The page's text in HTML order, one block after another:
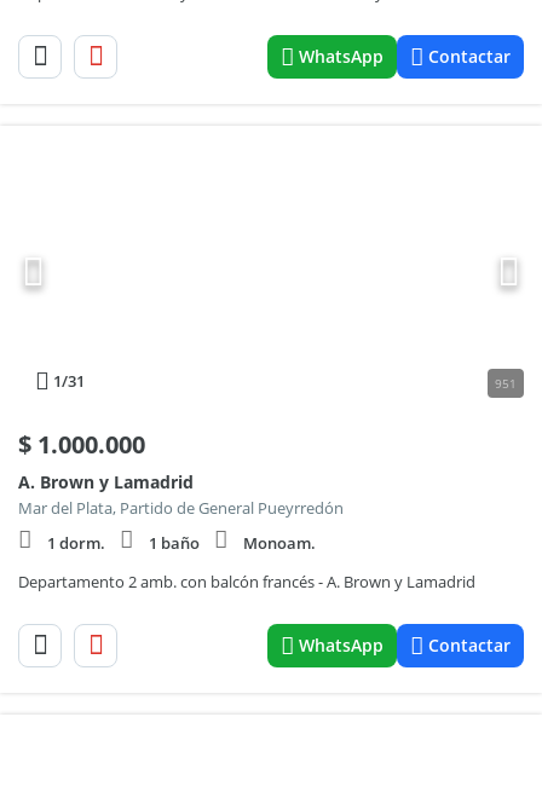
WhatsApp Contactar
1/31 951
$ 1.000.000
A. Brown y Lamadrid
Mar del Plata, Partido de General Pueyrredón
1 dorm.
1 baño
Monoam.
Departamento 2 amb. con balcón francés - A. Brown y Lamadrid
WhatsApp Contactar